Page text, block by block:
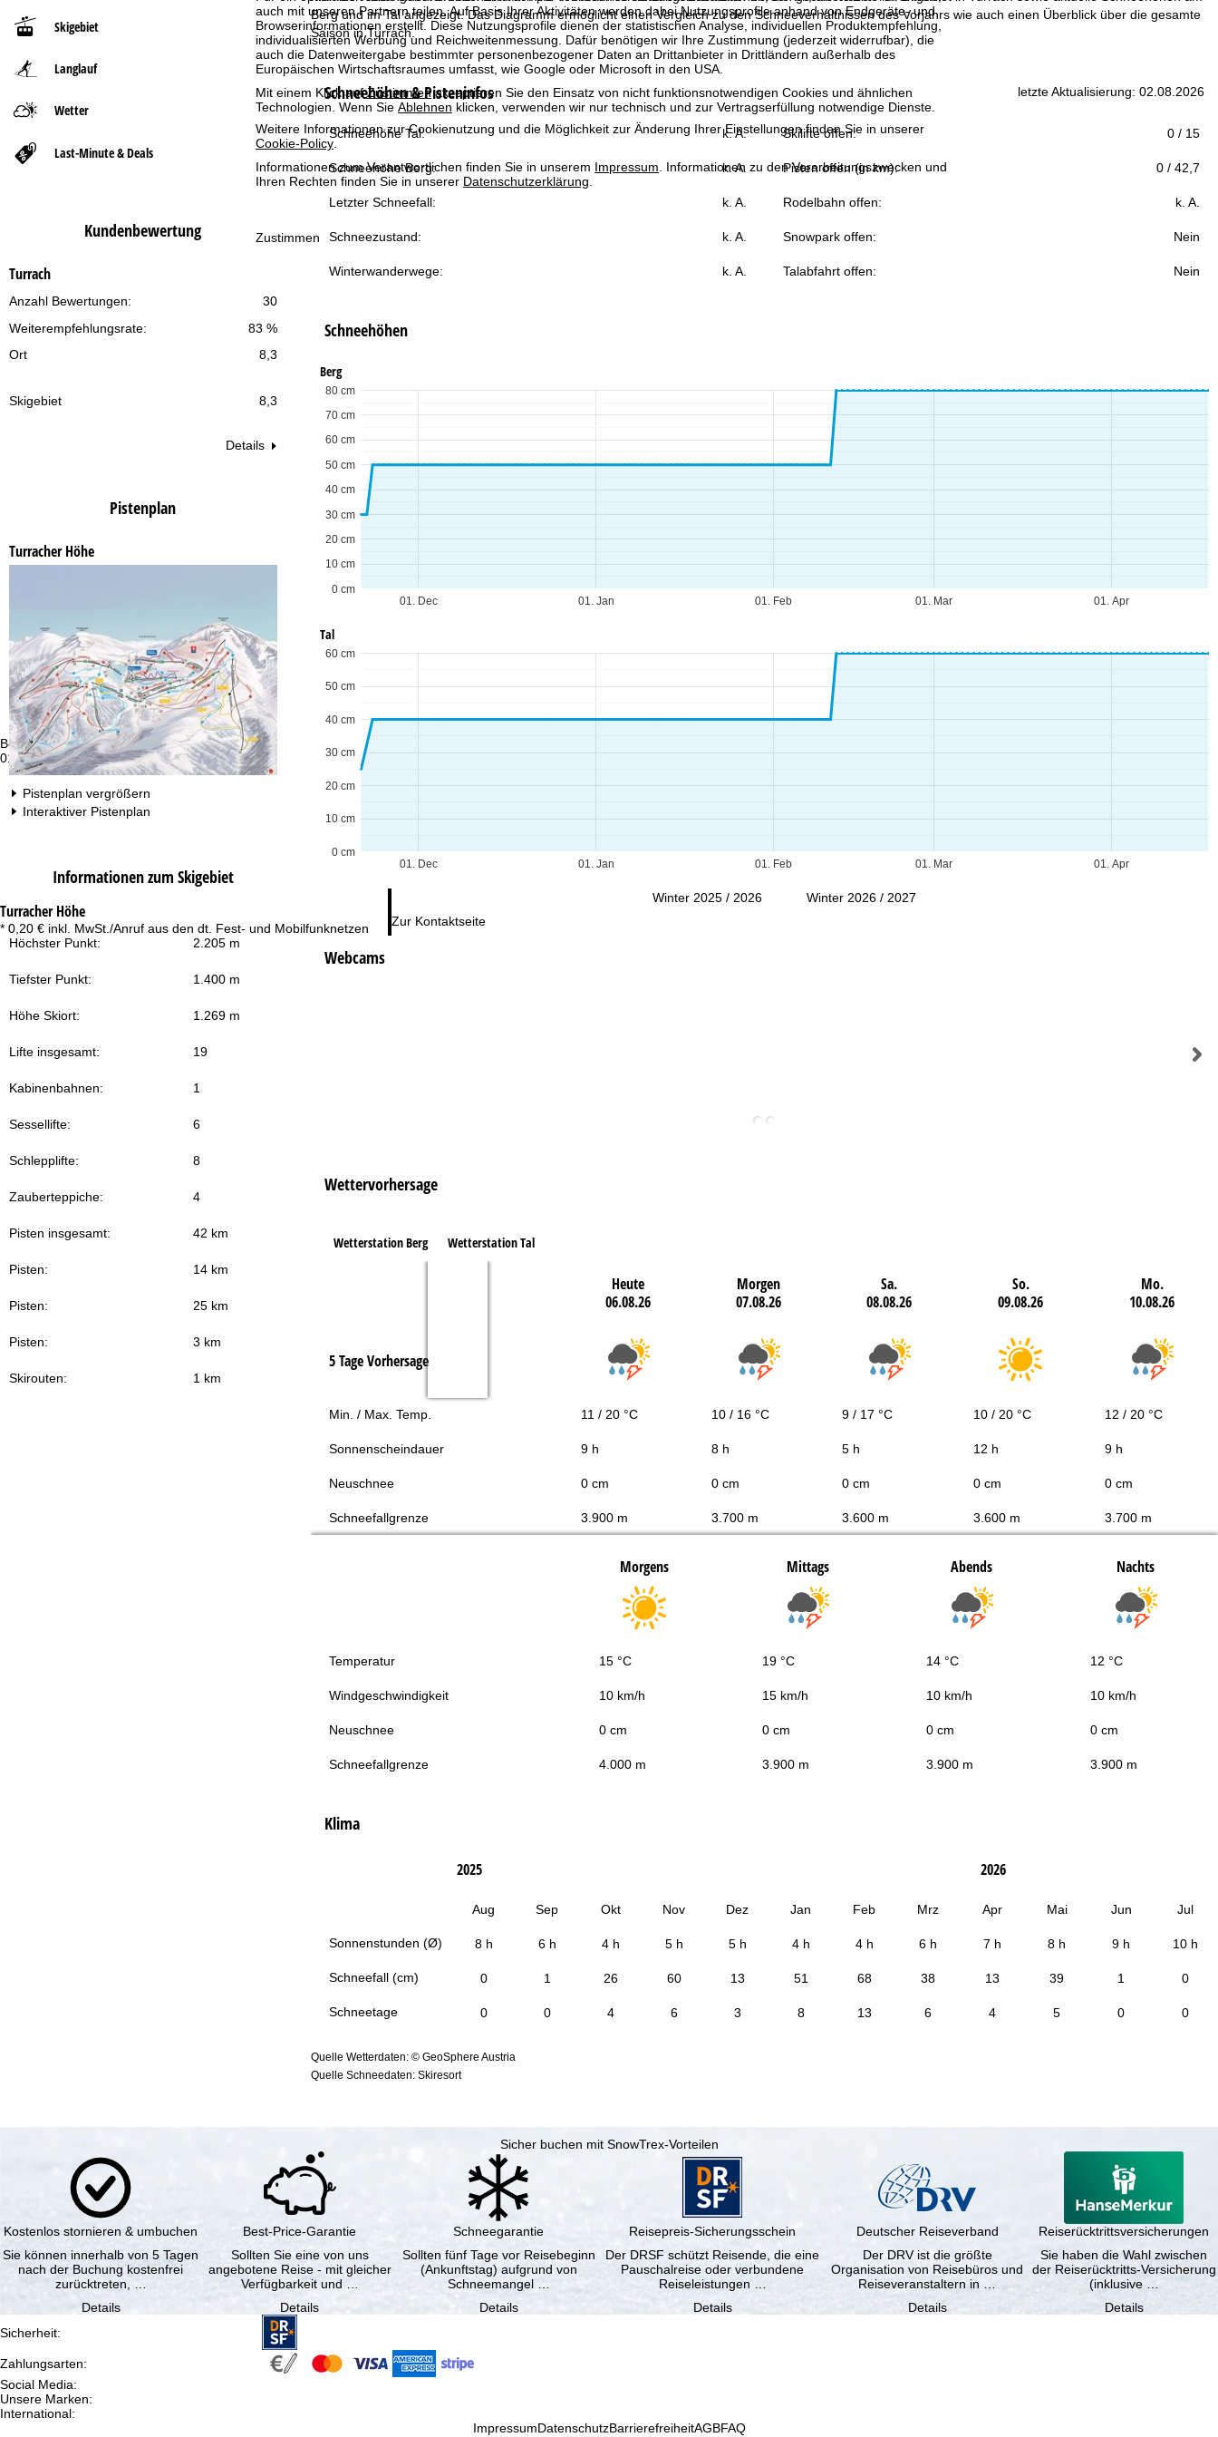
auch mit unseren Partnern teilen. Auf Basis Ihrer Aktivitäten werden dabei Nutzungsprofile anhand von Endgeräte- und
Browserinformationen erstellt. Diese Nutzungsprofile dienen der statistischen Analyse, individuellen Produktempfehlung,
individualisierten Werbung und Reichweitenmessung. Dafür benötigen wir Ihre Zustimmung (jederzeit widerrufbar), die
auch die Datenweitergabe bestimmter personenbezogener Daten an Drittanbieter in Drittländern außerhalb des
Europäischen Wirtschaftsraumes umfasst, wie Google oder Microsoft in den USA.
Mit einem Klick aufZustimmenakzeptieren Sie den Einsatz von nicht funktionsnotwendigen Cookies und ähnlichen
Technologien. Wenn Sie Ablehnen klicken, verwenden wir nur technisch und zur Vertragserfüllung notwendige Dienste.
Weitere Informationen zur Cookienutzung und die Möglichkeit zur Änderung Ihrer Einstellungen finden Sie in unserer
Cookie-Policy
Informationen zum Verantwortlichen finden Sie in unserem Impressum . Informationen zu den Verarbeitungszwecken und
Ihren Rechten finden Sie in unserer Datenschutzerklärung
Zustimmen
Beratung
01806 77 35 00 00 *
* 0,20 € inkl. MwSt./Anruf aus den dt. Fest- und Mobilfunknetzen Zur Kontaktseite
Beratung
Skigebiet
Langlauf
Wetter
Last-Minute & Deals
Kundenbewertung
Turrach
30
Anzahl Bewertungen:
83 %
Weiterempfehlungsrate:
Ort
8,3
Skigebiet 8,3
Details
Pistenplan
Turracher Höhe
Pistenplan vergrößern
Interaktiver Pistenplan
Informationen zum Skigebiet
Turracher Höhe
Höchster Punkt: 2.205 m
Tiefster Punkt: 1.400 m
Höhe Skiort: 1.269 m
Lifte insgesamt: 19
Kabinenbahnen: 1
Sessellifte: 6
Schlepplifte: 8
Zauberteppiche: 4
Pisten insgesamt: 42 km
Pisten: 14 km
Pisten: 25 km
Pisten: 3 km
Skirouten: 1 km
t
s
e
i
t
Berg und im Tal angezeigt. Das Diagramm ermöglicht einen Vergleich zu den Schneeverhältnissen des Vorjahrs wie auch einen Überblick über die gesamte
Saison in Turrach.
Schneehöhen & Pisteninfos letzte Aktualisierung: 02.08.2026
Schneehöhe Tal: k. A. Skilifte offen: 0 / 15
Schneehöhe Berg: k. A. Pisten offen (in km): 0 / 42,7
Letzter Schneefall: k. A. Rodelbahn offen: k. A.
Schneezustand: k. A. Snowpark offen: Nein
Winterwanderwege: k. A. Talabfahrt offen: Nein
Schneehöhen
Berg
01. Dec 01. Jan 01. Feb 01. Mar 01. Apr
0 cm
10 cm
20 cm
30 cm
40 cm
50 cm
60 cm
70 cm
80 cm
Tal
01. Dec 01. Jan 01. Feb 01. Mar 01. Apr
0 cm
10 cm
20 cm
30 cm
40 cm
50 cm
60 cm
Winter 2025 / 2026 Winter 2026 / 2027
Webcams
Wettervorhersage
Wetterstation Berg Wetterstation Tal
Heute
06.08.26
Morgen
07.08.26
Sa.
08.08.26
So.
09.08.26
Mo.
10.08.26
5 Tage Vorhersage
Min. / Max. Temp. 11 / 20 °C 10 / 16 °C 9 / 17 °C 10 / 20 °C 12 / 20 °C
Sonnenscheindauer 9 h 8 h 5 h 12 h 9 h
Neuschnee 0 cm 0 cm 0 cm 0 cm 0 cm
Schneefallgrenze 3.900 m 3.700 m 3.600 m 3.600 m 3.700 m
Morgens Mittags Abends Nachts
Temperatur 15 °C 19 °C 14 °C 12 °C
Windgeschwindigkeit 10 km/h 15 km/h 10 km/h 10 km/h
Neuschnee 0 cm 0 cm 0 cm 0 cm
Schneefallgrenze 4.000 m 3.900 m 3.900 m 3.900 m
Klima
Sonnenstunden (Ø)
Schneefall (cm)
Schneetage
2025 2026
Aug Sep Okt Nov Dez Jan Feb Mrz Apr Mai Jun Jul
8 h 6 h 4 h 5 h 5 h 4 h 4 h 6 h 7 h 8 h 9 h 10 h
0 1 26 60 13 51 68 38 13 39 1 0
0 0 4 6 3 8 13 6 4 5 0 0
Quelle Wetterdaten: © GeoSphere Austria
Quelle Schneedaten: Skiresort
Sicher buchen mit SnowTrex-Vorteilen
Kostenlos stornieren & umbuchen
Sie können innerhalb von 5 Tagen
nach der Buchung kostenfrei
zurücktreten, …
Details
Best-Price-Garantie
Sollten Sie eine von uns
angebotene Reise - mit gleicher
Verfügbarkeit und …
Details
Schneegarantie
Sollten fünf Tage vor Reisebeginn
(Ankunftstag) aufgrund von
Schneemangel …
Details
Reisepreis-Sicherungsschein
Der DRSF schützt Reisende, die eine
Pauschalreise oder verbundene
Reiseleistungen …
Details
Deutscher Reiseverband
Der DRV ist die größte
Organisation von Reisebüros und
Reiseveranstaltern in …
Details
Reiserücktrittsversicherungen
Sie haben die Wahl zwischen
der Reiserücktritts-Versicherung
(inklusive …
Details
Sicherheit:
Zahlungsarten:
Social Media:
Unsere Marken:
International:
ImpressumDatenschutzBarrierefreiheitAGBFAQ